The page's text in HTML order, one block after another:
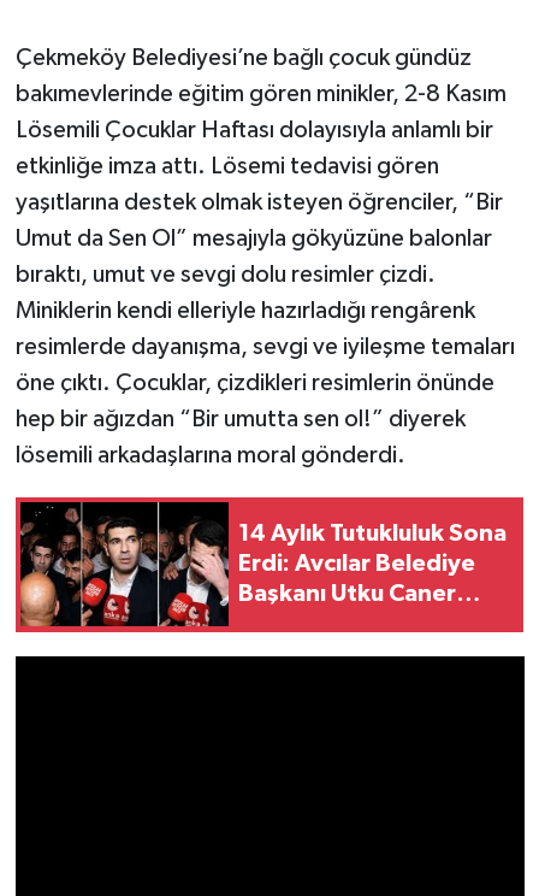
Çekmeköy Belediyesi’ne bağlı çocuk gündüz
bakımevlerinde eğitim gören minikler, 2-8 Kasım
Lösemili Çocuklar Haftası dolayısıyla anlamlı bir
etkinliğe imza attı. Lösemi tedavisi gören
yaşıtlarına destek olmak isteyen öğrenciler, “Bir
Umut da Sen Ol” mesajıyla gökyüzüne balonlar
bıraktı, umut ve sevgi dolu resimler çizdi.
Miniklerin kendi elleriyle hazırladığı rengârenk
resimlerde dayanışma, sevgi ve iyileşme temaları
öne çıktı. Çocuklar, çizdikleri resimlerin önünde
hep bir ağızdan “Bir umutta sen ol!” diyerek
lösemili arkadaşlarına moral gönderdi.
14 Aylık Tutukluluk Sona
Erdi: Avcılar Belediye
Başkanı Utku Caner
Çıktı